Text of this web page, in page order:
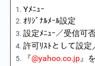
Yﾒﾆｭｰ
ｵﾘｼﾞﾅﾙﾒｰﾙ設定
設定ﾒﾆｭｰ／受信可
許可ﾘｽﾄとして設定
『@yahoo.co.jp』